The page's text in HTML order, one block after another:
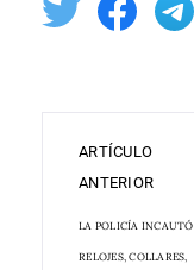
ARTÍCULO
ANTERIOR
LA POLICÍA INCAUTÓ
RELOJES, COLLARES,